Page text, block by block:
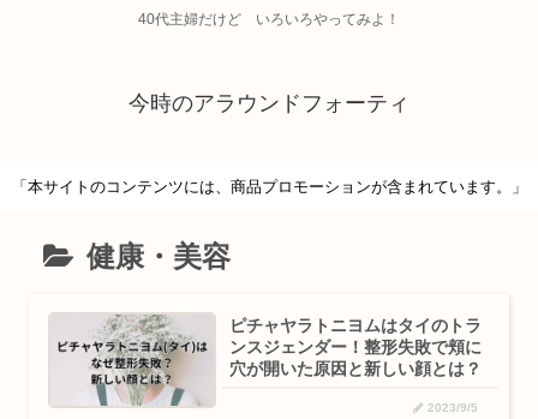
40代主婦だけど いろいろやってみよ！
今時のアラウンドフォーティ
「本サイトのコンテンツには、商品プロモーションが含まれています。」
健康・美容
ピチャヤラトニヨムはタイのトラ
ンスジェンダー！整形失敗で頬に
穴が開いた原因と新しい顔とは？
2023/9/5